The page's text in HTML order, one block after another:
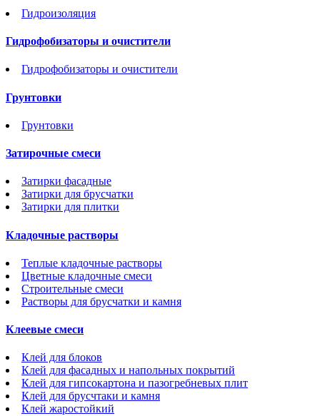
Гидроизоляция
Гидрофобизаторы и очистители
Гидрофобизаторы и очистители
Грунтовки
Грунтовки
Затирочные смеси
Затирки фасадные
Затирки для брусчатки
Затирки для плитки
Кладочные растворы
Теплые кладочные растворы
Цветные кладочные смеси
Строительные смеси
Растворы для брусчатки и камня
Клеевые смеси
Клей для блоков
Клей для фасадных и напольных покрытий
Клей для гипсокартона и пазогребневых плит
Клей для брусчтаки и камня
Клей жаростойкий